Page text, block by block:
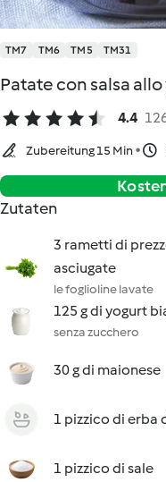
TM7 TM6 TM5 TM31
Patate con salsa
4.4
Zubereitung 15 Min
Zutaten
3 rametti di
asciugate
le foglioline lavate
125 g di yogurt
senza zucchero
30 g di maionese
1 pizzico di erba
1 pizzico di sale